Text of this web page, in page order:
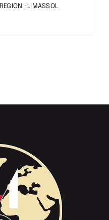
REGION : LIMASSOL